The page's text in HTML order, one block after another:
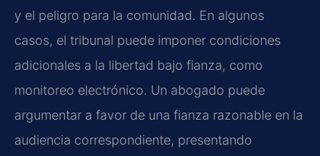
y el peligro para la comunidad. En algunos
casos, el tribunal puede imponer condiciones
adicionales a la libertad bajo fianza, como
monitoreo electrónico. Un abogado puede
argumentar a favor de una fianza razonable en la
audiencia correspondiente, presentando